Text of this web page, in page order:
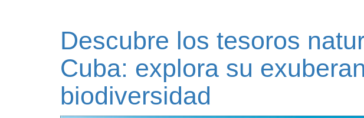
Descubre los tesoros
Cuba: explora su
biodiversidad